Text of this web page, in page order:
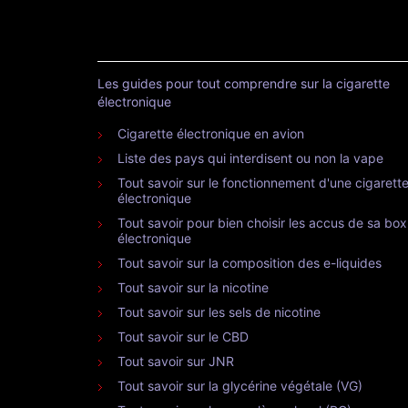
Les guides pour tout comprendre sur la cigarette
électronique
Cigarette électronique en avion
Liste des pays qui interdisent ou non la vape
Tout savoir sur le fonctionnement d'une cigarette
électronique
Tout savoir pour bien choisir les accus de sa box
électronique
Tout savoir sur la composition des e-liquides
Tout savoir sur la nicotine
Tout savoir sur les sels de nicotine
Tout savoir sur le CBD
Tout savoir sur JNR
Tout savoir sur la glycérine végétale (VG)